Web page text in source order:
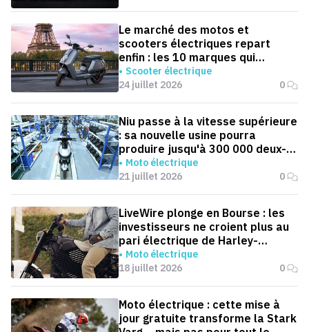
Le marché des motos et
scooters électriques repart
enfin : les 10 marques qui
dominent la France
Scooter électrique
24 juillet 2026
0
Niu passe à la vitesse supérieure
: sa nouvelle usine pourra
produire jusqu'à 300 000 deux-
roues électriques par an
Moto électrique
21 juillet 2026
0
LiveWire plonge en Bourse : les
investisseurs ne croient plus au
pari électrique de Harley-
Davidson
Moto électrique
18 juillet 2026
0
Moto électrique : cette mise à
jour gratuite transforme la Stark